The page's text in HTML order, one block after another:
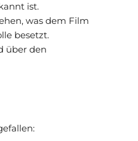
ist.
was dem Film
besetzt.
über den